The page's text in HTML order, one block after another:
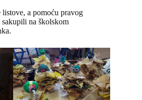
a pomoću pravog
sakupili na školskom